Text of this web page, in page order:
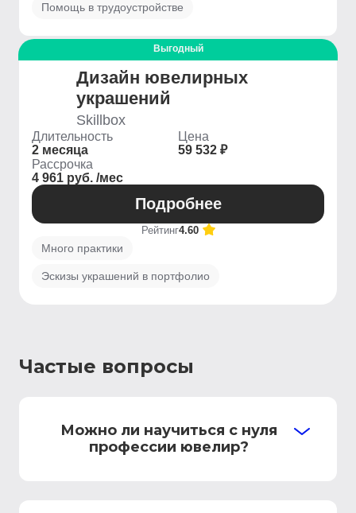
Помощь в трудоустройстве
Выгодный
Дизайн ювелирных
украшений
Skillbox
Длительность
2 месяца
Цена
59 532 ₽
Рассрочка
4 961 руб. /мес
Подробнее
Рейтинг4.60
Много практики
Эскизы украшений в портфолио
Частые вопросы
Можно ли научиться с нуля
профессии ювелир?